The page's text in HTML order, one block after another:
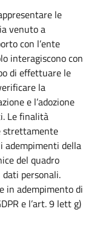
le
venuto a
con l’ente
interagiscono con
di effettuare le
la
e l’adozione
Le finalità
strettamente
adempimenti della
del quadro
personali.
in adempimento di
e l’art. 9 lett g)